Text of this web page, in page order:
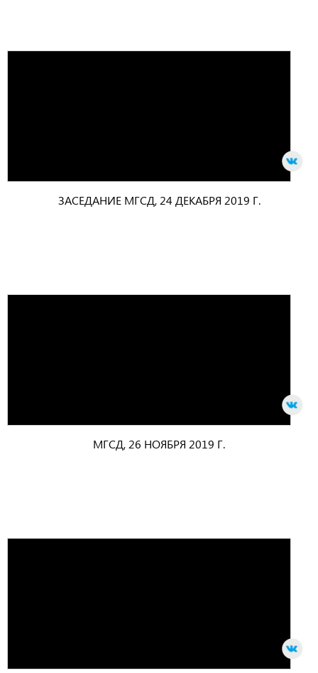
ЗАСЕДАНИЕ МГСД, 24 ДЕКАБРЯ 2019 Г.
МГСД, 26 НОЯБРЯ 2019 Г.